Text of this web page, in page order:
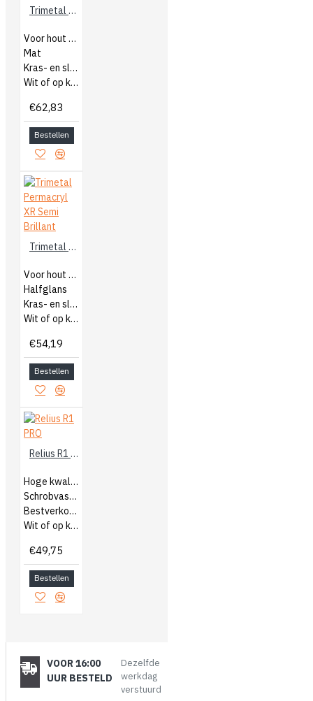
Trimetal Permacryl XR Mat
Voor hout binnen
Mat
Kras- en slijtvast
Wit of op kleur gemengd
€62,83
Bestellen
Trimetal Permacryl XR Semi Brillant
Voor hout binnen
Halfglans
Kras- en slijtvast
Wit of op kleur gemengd
€54,19
Bestellen
Relius R1 PRO
Hoge kwaliteit muurverf voor binnen
Schrobvast en dekkend klasse 1
Bestverkochte product van Relius
Wit of op kleur gemengd
€49,75
Bestellen
VOOR 16:00
UUR BESTELD
Dezelfde
werkdag
verstuurd